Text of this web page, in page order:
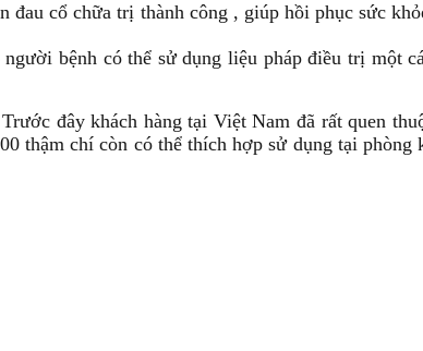
cổ chữa trị thành công , giúp hồi phục sức
bệnh có thể sử dụng liệu pháp điều trị một
đây khách hàng tại Việt Nam đã rất quen
thậm chí còn có thể thích hợp sử dụng tại phòng